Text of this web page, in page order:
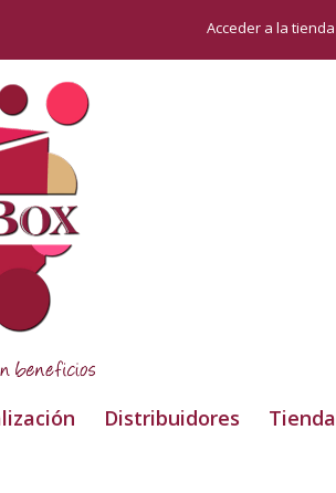
Acceder a la tienda
Distribuidores Tienda